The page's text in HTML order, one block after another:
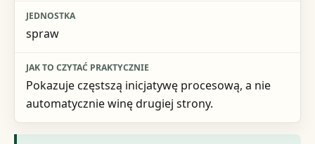
spraw
Pokazuje częstszą inicjatywę procesową, a nie
automatycznie winę drugiej strony.